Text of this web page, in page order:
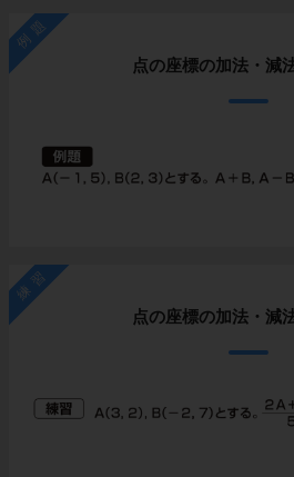
例題
点の座標の加法・減
練習
点の座標の加法・減